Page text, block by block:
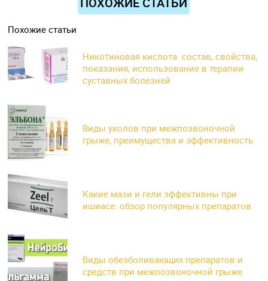
Похожие статьи
Никотиновая кислота: состав, свойства,
показания, использование в терапии
суставных болезней
Виды уколов при межпозвоночной
грыже, преимущества и эффективность
Какие мази и гели эффективны при
ишиасе: обзор популярных препаратов
Виды обезболивающих препаратов и
средств при межпозвоночной грыже